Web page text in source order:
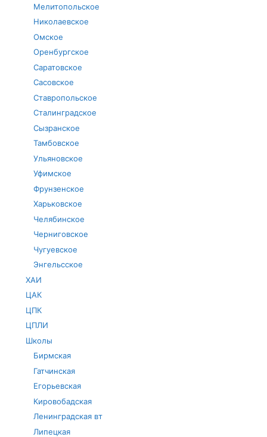
Мелитопольское
Николаевское
Омское
Оренбургское
Саратовское
Сасовское
Ставропольское
Сталинградское
Сызранское
Тамбовское
Ульяновское
Уфимское
Фрунзенское
Харьковское
Челябинское
Черниговское
Чугуевское
Энгельсское
ХАИ
ЦАК
ЦПК
ЦПЛИ
Школы
Бирмская
Гатчинская
Егорьевская
Кировобадская
Ленинградская вт
Липецкая